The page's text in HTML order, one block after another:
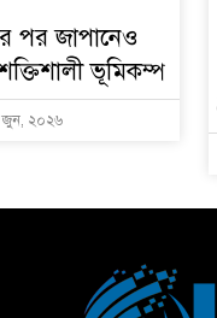
পর জাপানেও
ভূমিকম্প
জুন, ২০২৬